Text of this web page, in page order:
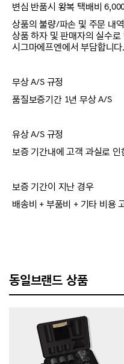
변심 반품시 왕복 택배비
상품의 불량/파손 및 주문 내
상품 하자 및 판매자의 실수
시그마에프엔에서 부담합니다.
무상 A/S 규정
품질보증기간 1년 무상 A/S
유상 A/S 규정
보증 기간내에 고객 과실로 인
보증 기간이 지난 경우
배송비 + 부품비 + 기타 비용
동일브랜드 상품